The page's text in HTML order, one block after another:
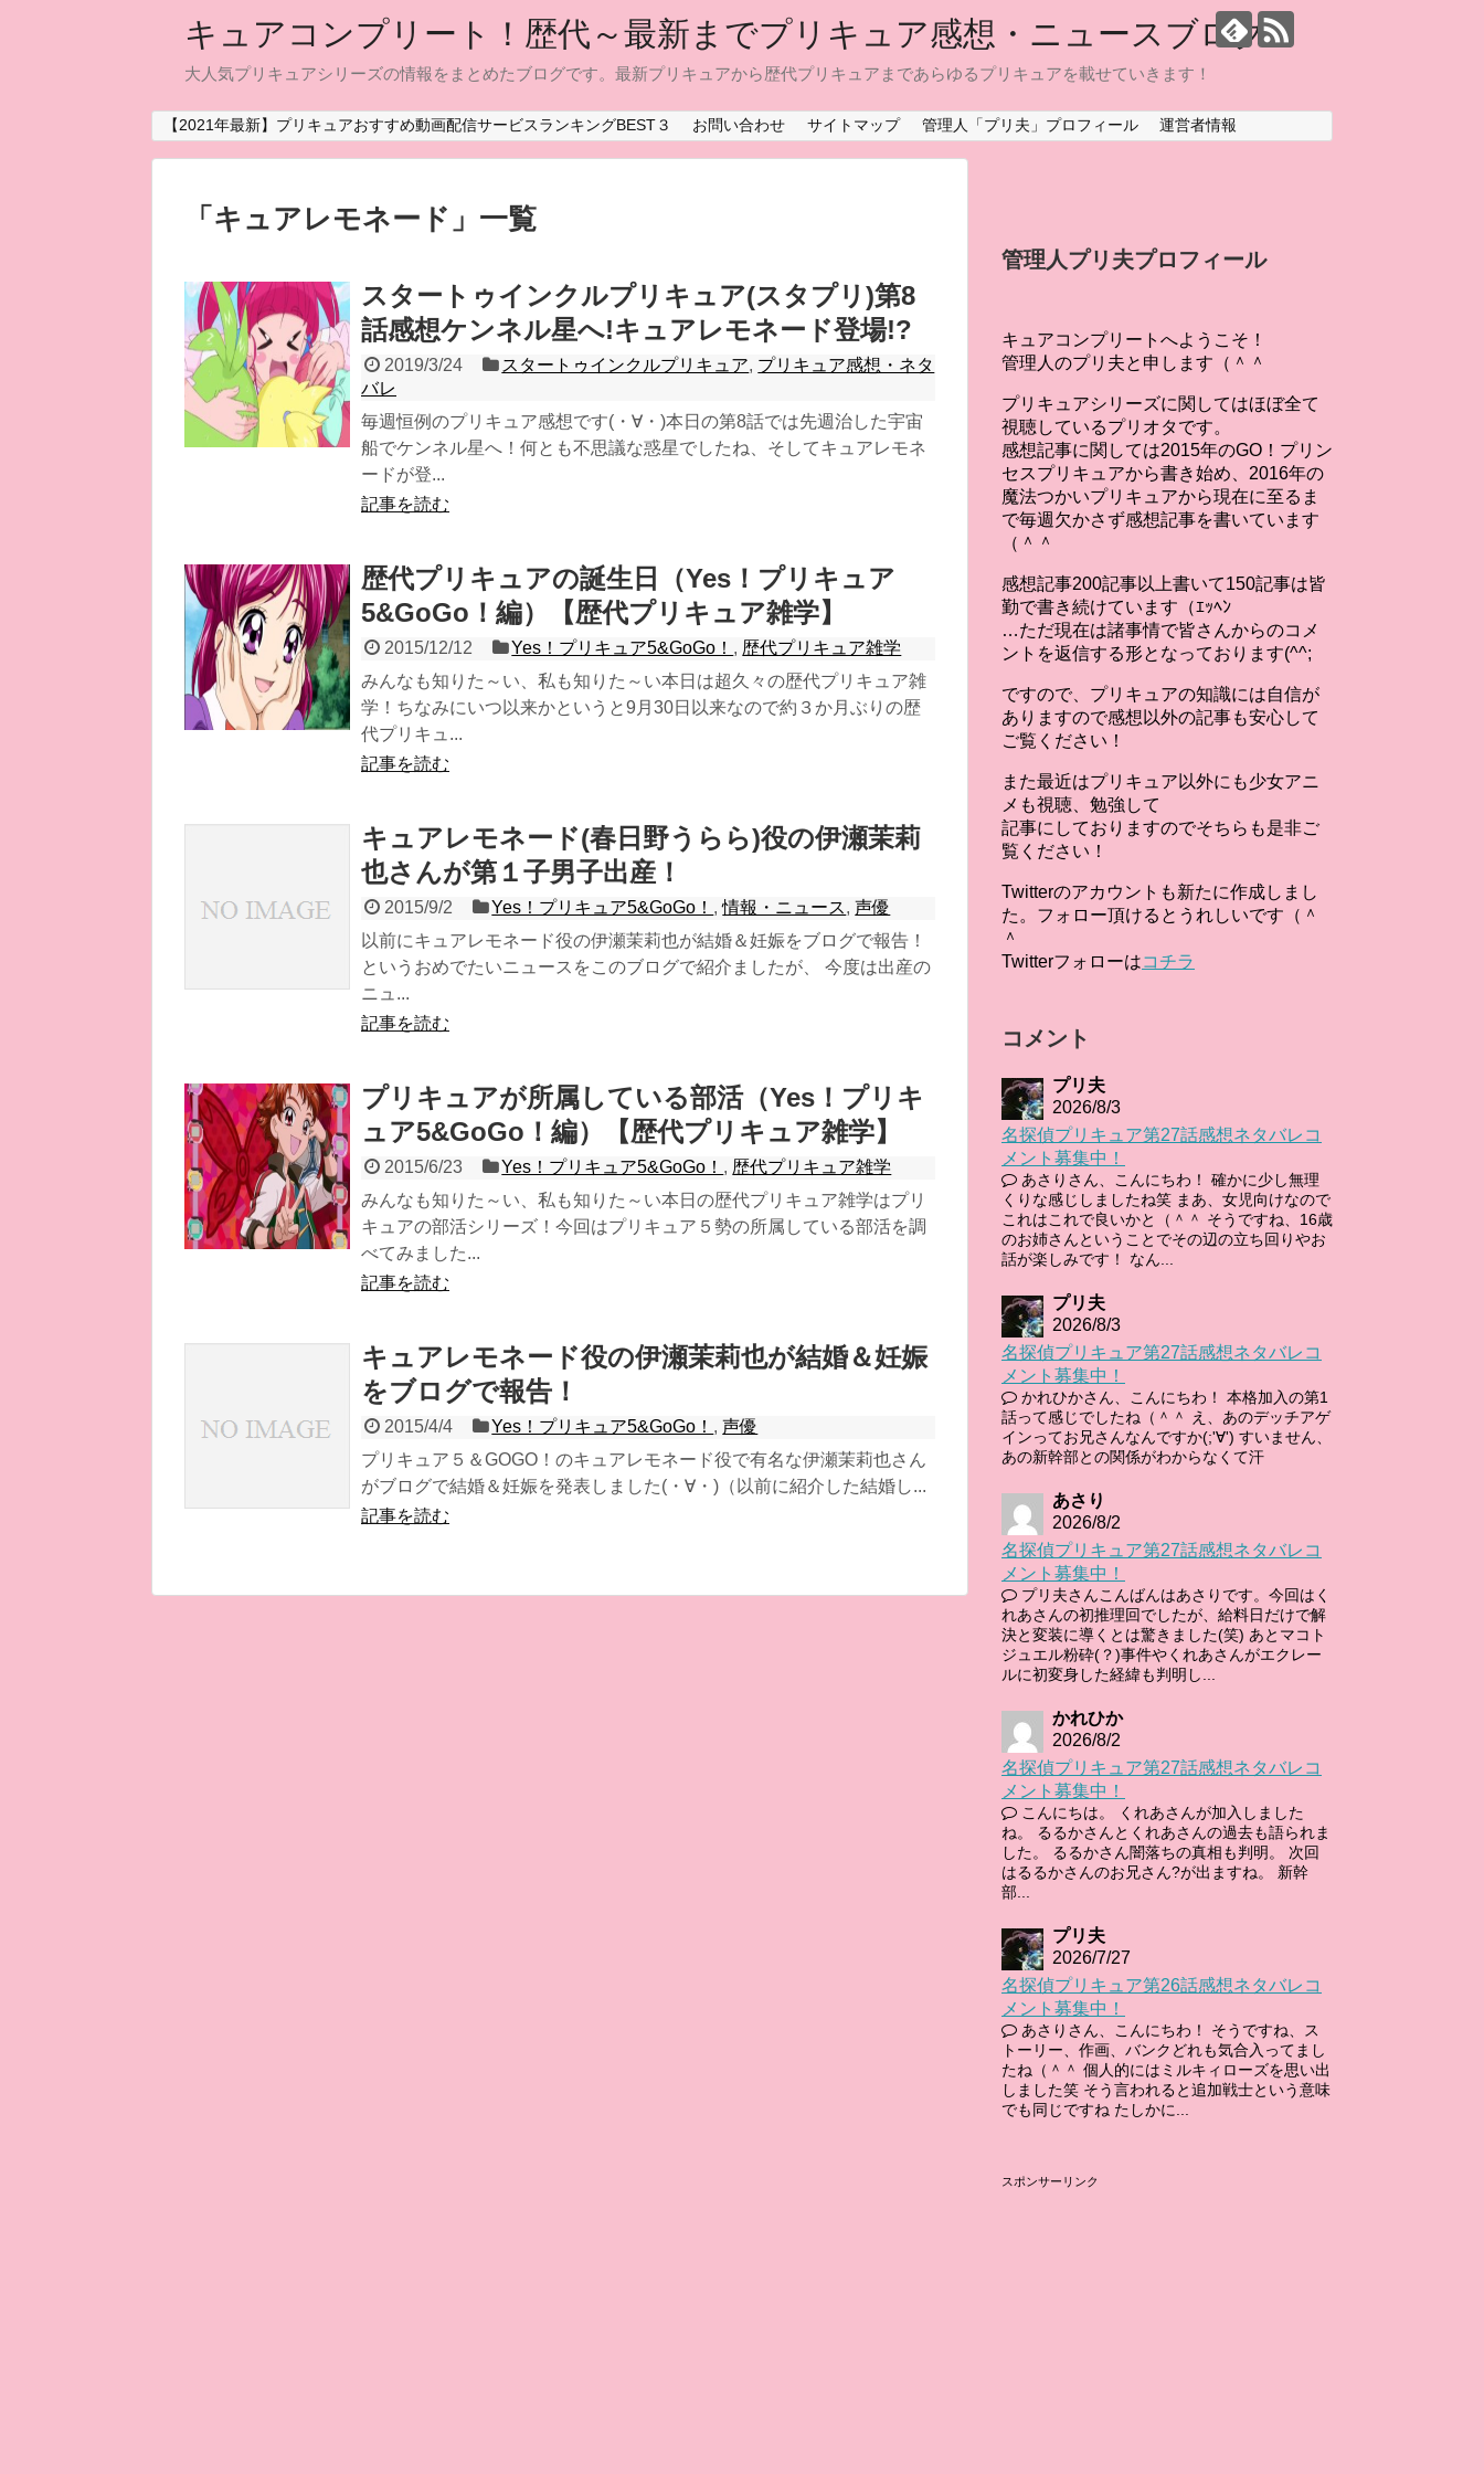
キュアコンプリート！歴代～最新までプリキュア感想・ニュースブログ
大人気プリキュアシリーズの情報をまとめたブログです。最新プリキュアから歴代プリキュアまであらゆるプリキュアを載せていきます！
【2021年最新】プリキュアおすすめ動画配信サービスランキングBEST３ お問い合わせ サイトマップ 管理人「プリ夫」プロフィール 運営者情報
「 キュアレモネード 」 一覧
スタートゥインクルプリキュア(スタプリ)第8
話感想ケンネル星へ!キュアレモネード登場!?
2019/3/24 スタートゥインクルプリキュア, プリキュア感想・ネタ
バレ
毎週恒例のプリキュア感想です(・∀・)本日の第8話では先週治した宇宙
船でケンネル星へ！何とも不思議な惑星でしたね、そしてキュアレモネ
ードが登...
記事を読む
歴代プリキュアの誕生日（Yes！プリキュア
5&GoGo！編）【歴代プリキュア雑学】
2015/12/12 Yes！プリキュア5&GoGo！ , 歴代プリキュア雑学
みんなも知りた～い、私も知りた～い本日は超久々の歴代プリキュア雑
学！ちなみにいつ以来かというと9月30日以来なので約３か月ぶりの歴
代プリキュ...
記事を読む
キュアレモネード(春日野うらら)役の伊瀬茉莉
也さんが第１子男子出産！
2015/9/2 Yes！プリキュア5&GoGo！ ,情報・ニュース,声優
以前にキュアレモネード役の伊瀬茉莉也が結婚＆妊娠をブログで報告！
というおめでたいニュースをこのブログで紹介ましたが、 今度は出産の
ニュ...
記事を読む
プリキュアが所属している部活（Yes！プリキ
ュア5&GoGo！編）【歴代プリキュア雑学】
2015/6/23 Yes！プリキュア5&GoGo！ , 歴代プリキュア雑学
みんなも知りた～い、私も知りた～い本日の歴代プリキュア雑学はプリ
キュアの部活シリーズ！今回はプリキュア５勢の所属している部活を調
べてみました...
記事を読む
キュアレモネード役の伊瀬茉莉也が結婚＆妊娠
をブログで報告！
2015/4/4 Yes！プリキュア5&GoGo！ ,声優
プリキュア５＆GOGO！のキュアレモネード役で有名な伊瀬茉莉也さん
がブログで結婚＆妊娠を発表しました(・∀・)（以前に紹介した結婚し...
記事を読む
管理人プリ夫プロフィール
キュアコンプリートへようこそ！
管理人のプリ夫と申します（＾＾
プリキュアシリーズに関してはほぼ全て
視聴しているプリオタです。
感想記事に関しては2015年のGO！プリン
セスプリキュアから書き始め、2016年の
魔法つかいプリキュアから現在に至るま
で毎週欠かさず感想記事を書いています
（＾＾
感想記事200記事以上書いて150記事は皆
勤で書き続けています（ｴｯﾍﾝ
…ただ現在は諸事情で皆さんからのコメ
ントを返信する形となっております(^^;
ですので、プリキュアの知識には自信が
ありますので感想以外の記事も安心して
ご覧ください！
また最近はプリキュア以外にも少女アニ
メも視聴、勉強して
記事にしておりますのでそちらも是非ご
覧ください！
Twitterのアカウントも新たに作成しまし
た。フォロー頂けるとうれしいです（＾
＾
Twitterフォローはコチラ
コメント
プリ夫
2026/8/3
名探偵プリキュア第27話感想ネタバレコ
メント募集中！
あさりさん、こんにちわ！ 確かに少し無理
くりな感じしましたね笑 まあ、女児向けなので
これはこれで良いかと（＾＾ そうですね、16歳
のお姉さんということでその辺の立ち回りやお
話が楽しみです！ なん...
プリ夫
2026/8/3
名探偵プリキュア第27話感想ネタバレコ
メント募集中！
かれひかさん、こんにちわ！ 本格加入の第1
話って感じでしたね（＾＾ え、あのデッチアゲ
インってお兄さんなんですか(;'∀') すいません、
あの新幹部との関係がわからなくて汗
あさり
2026/8/2
名探偵プリキュア第27話感想ネタバレコ
メント募集中！
プリ夫さんこんばんはあさりです。今回はく
れあさんの初推理回でしたが、給料日だけで解
決と変装に導くとは驚きました(笑) あとマコト
ジュエル粉砕(？)事件やくれあさんがエクレー
ルに初変身した経緯も判明し...
かれひか
2026/8/2
名探偵プリキュア第27話感想ネタバレコ
メント募集中！
こんにちは。 くれあさんが加入しました
ね。 るるかさんとくれあさんの過去も語られま
した。 るるかさん闇落ちの真相も判明。 次回
はるるかさんのお兄さん?が出ますね。 新幹
部...
プリ夫
2026/7/27
名探偵プリキュア第26話感想ネタバレコ
メント募集中！
あさりさん、こんにちわ！ そうですね、ス
トーリー、作画、バンクどれも気合入ってまし
たね（＾＾ 個人的にはミルキィローズを思い出
しました笑 そう言われると追加戦士という意味
でも同じですね たしかに...
スポンサーリンク